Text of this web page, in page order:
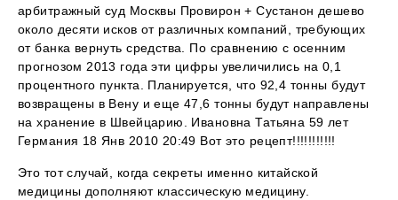
арбитражный суд Москвы Провирон + Сустанон дешево
около десяти исков от различных компаний, требующих
от банка вернуть средства. По сравнению с осенним
прогнозом 2013 года эти цифры увеличились на 0,1
процентного пункта. Планируется, что 92,4 тонны будут
возвращены в Вену и еще 47,6 тонны будут направлены
на хранение в Швейцарию. Ивановна Татьяна 59 лет
Германия 18 Янв 2010 20:49 Вот это рецепт!!!!!!!!!!!
Это тот случай, когда секреты именно китайской
медицины дополняют классическую медицину.